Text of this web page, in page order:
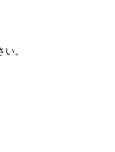
い。